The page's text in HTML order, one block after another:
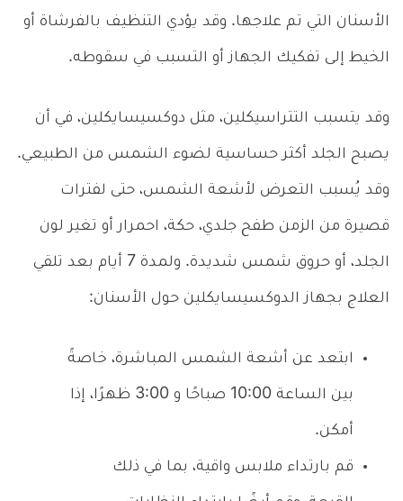
الأسنان التي تم علاجها. وقد يؤدي التنظيف بالفرشاة أو
الخيط إلى تفكيك الجهاز أو التسبب في سقوطه.
وقد يتسبب التتراسيكلين، مثل دوكسيسايكلين، في أن
يصبح الجلد أكثر حساسية لضوء الشمس من الطبيعي.
وقد يُسبب التعرض لأشعة الشمس، حتى لفترات
قصيرة من الزمن طفح جلدي، حكة، احمرار أو تغير لون
الجلد، أو حروق شمس شديدة. ولمدة 7 أيام بعد تلقي
العلاج بجهاز الدوكسيسايكلين حول الأسنان:
ابتعد عن أشعة الشمس المباشرة، خاصةً
بين الساعة 10:00 صباحًا و 3:00 ظهرًا، إذا
أمكن.
قم بارتداء ملابس واقية، بما في ذلك